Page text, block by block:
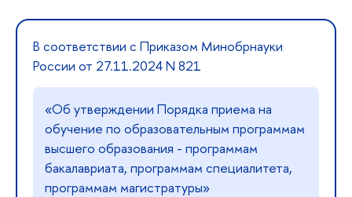
В соответствии с Приказом Минобрнауки
России от 27.11.2024 N 821
«Об утверждении Порядка приема на
обучение по образовательным программам
высшего образования - программам
бакалавриата, программам специалитета,
программам магистратуры»